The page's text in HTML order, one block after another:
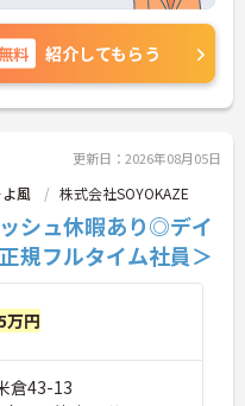
のリフレッ
トの時間を大
アップが目指
トなど、さら
相談くださ
料 紹介してもらう
更新日：2026年08月05日
風 株式会社SOYOKAZE
シュ休暇あり◎デイ
規フルタイム社員＞
万円
倉43-13